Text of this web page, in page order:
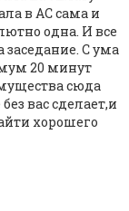
в АС сама и
одна. И все
заседание. С ума
20 минут
сюда
вас сделает,и
хорошего